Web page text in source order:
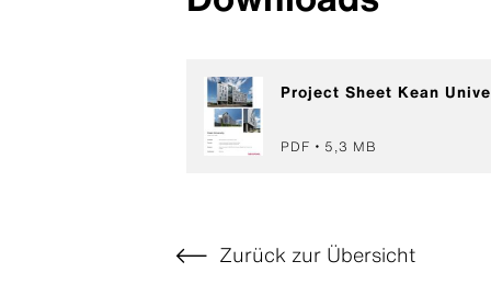
Project Sheet Kean
PDF 5,3 MB
Zurück zur Übersicht